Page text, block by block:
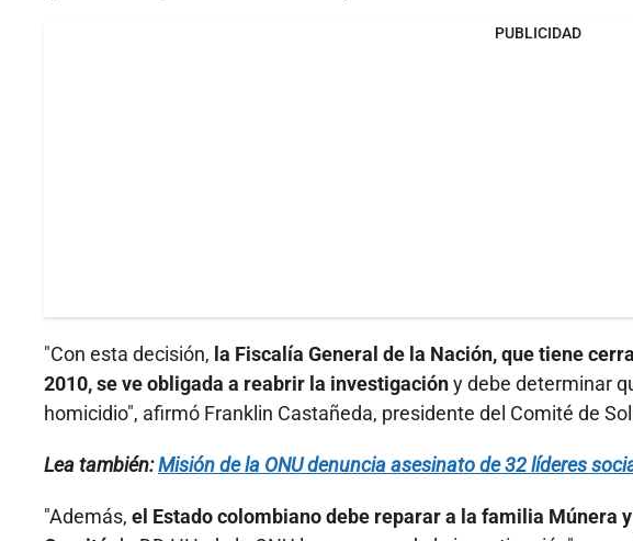
PUBLICIDAD
"Con esta decisión, la Fiscalía General de la Nación, que tiene
2010, se ve obligada a reabrir la investigacióny debe determinar
homicidio", afirmó Franklin Castañeda, presidente del Comité de
Lea también:Misión de la ONU denuncia asesinato de 32 líderes
"Además, el Estado colombiano debe reparar a la familia Múnera